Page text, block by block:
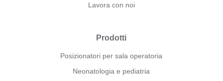
Lavora con noi
Prodotti
Posizionatori per sala operatoria
Neonatologia e pediatria